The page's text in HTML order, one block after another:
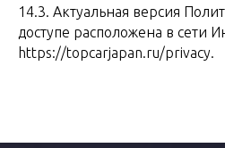
14.3. Актуальная версия
доступе расположена в сети
https://topcarjapan.ru/privacy.